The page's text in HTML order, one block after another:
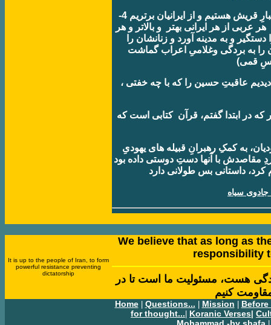
4-
عربی از هر ايرانی بهتر و بالاتر و هر
دستگير و به مدينه آورد و زنانشان را
را به بردگی وغلامیِ اعراب گماشت
عاقبتِ حسين را که با چه خفتی ،
در ابتدا گفتم، قرآن کتابی است که
به کمکِ رهبرانِ قبيله های يهودیِ
مقاصدش با آنها دستِ دوستی داده بود
داستانی بس طولانی دارد
جادوی سياه
It is up to the people of Iran, to form
powerful resistance preventing
dictatorship
We believe that as long as
responsibility
هست، مسئوليت ما است تا در
کنيم
Home| Questions... Mission
Before
for thought... Koranic Verses